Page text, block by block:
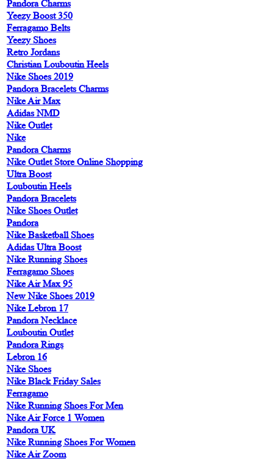
Pandora Charms
Yeezy Boost 350
Ferragamo Belts
Yeezy Shoes
Retro Jordans
Christian Louboutin Heels
Nike Shoes 2019
Pandora Bracelets Charms
Nike Air Max
Adidas NMD
Nike Outlet
Nike
Pandora Charms
Nike Outlet Store Online Shopping
Ultra Boost
Louboutin Heels
Pandora Bracelets
Nike Shoes Outlet
Pandora
Nike Basketball Shoes
Adidas Ultra Boost
Nike Running Shoes
Ferragamo Shoes
Nike Air Max 95
New Nike Shoes 2019
Nike Lebron 17
Pandora Necklace
Louboutin Outlet
Pandora Rings
Lebron 16
Nike Shoes
Nike Black Friday Sales
Ferragamo
Nike Running Shoes For Men
Nike Air Force 1 Women
Pandora UK
Nike Running Shoes For Women
Nike Air Zoom